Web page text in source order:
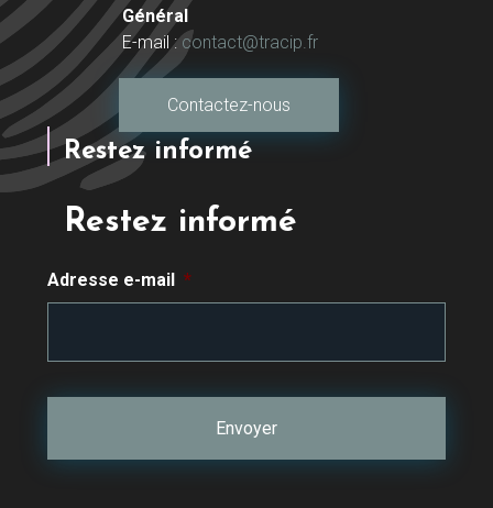
Général
E-mail :contact@tracip.fr
Contactez-nous
Restez informé
Restez informé
Adresse e-mail *